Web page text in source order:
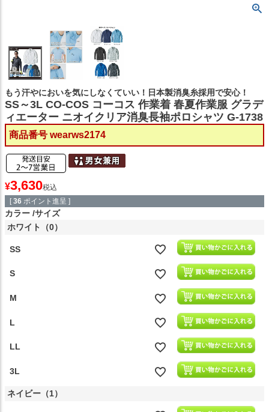
もう汗やにおいを気にしなくていい！日本製消臭糸採用で安心！
SS～3L CO-COS コーコス 作業着 春夏作業服 グラデ
ィエーター ニオイクリア消臭長袖ポロシャツ G-1738
商品番号 wearws2174
¥3,630税込
[ 36 ポイント進呈 ]
カラー サイズ
ホワイト（0）
SS
S
M
L
LL
3L
ネイビー（1）